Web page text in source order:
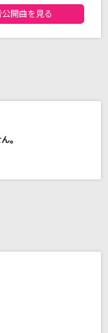
キング
公開曲を見る